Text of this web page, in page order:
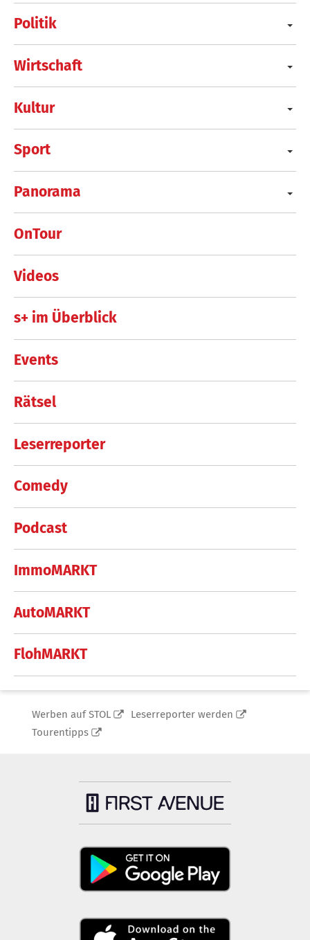
Politik
Wirtschaft
Kultur
Sport
Panorama
OnTour
Videos
s+ im Überblick
Events
Rätsel
Leserreporter
Comedy
Podcast
ImmoMARKT
AutoMARKT
FlohMARKT
Werben auf STOL
Leserreporter werden
Tourentipps